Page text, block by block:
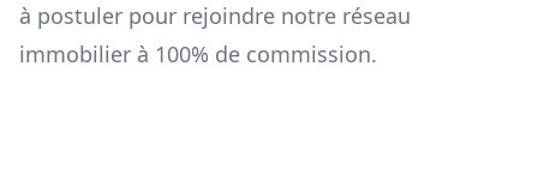
à postuler pour rejoindre notre réseau
immobilier à 100% de commission.